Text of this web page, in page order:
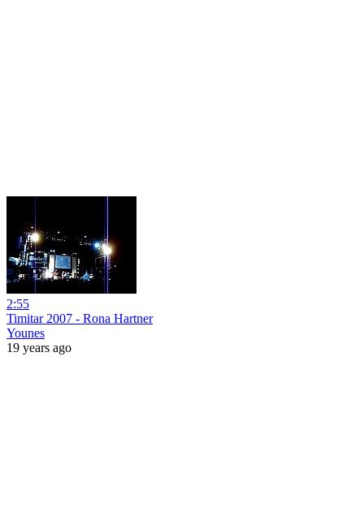
2:55
Timitar 2007 - Rona Hartner
Younes
19 years ago